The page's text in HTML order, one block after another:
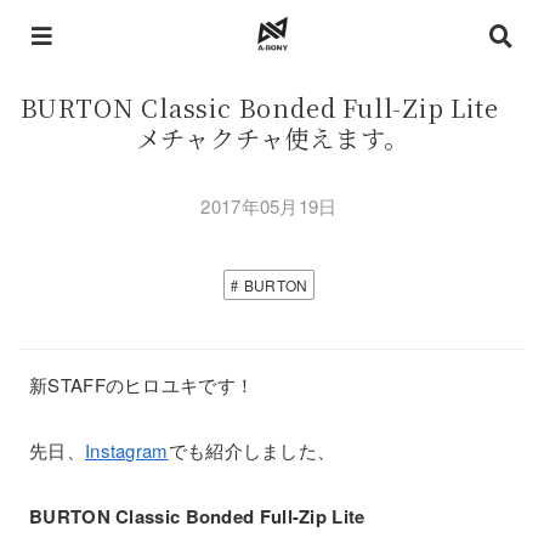
BURTON Classic Bonded Full-Zip Lite
メチャクチャ使えます。
2017年05月19日
BURTON
新STAFFのヒロユキです！
先日、 Instagramでも紹介しました、
BURTON Classic Bonded Full-Zip Lite